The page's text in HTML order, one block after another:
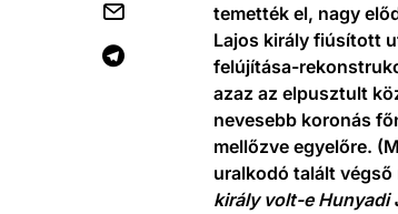
temették el, nagy
Lajos király fiúsított
felújítása-
azaz az elpusztult
nevesebb koronás
mellőzve egyelőre.
uralkodó talált
király volt-e Hunyadi